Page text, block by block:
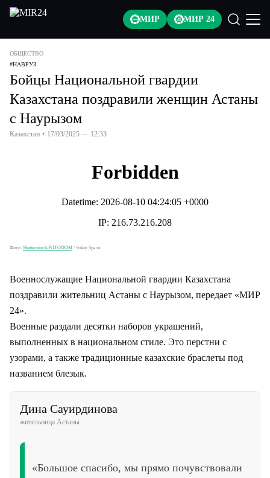
МИР МИР 24
ОБЩЕСТВО
#НАВРУЗ
Бойцы Национальной гвардии
Казахстана поздравили женщин Астаны
с Наурызом
Казахстан • 17/03/2025 — 12:33
Фото: Shutterstock/FOTODOM / Sokor Space
Военнослужащие Национальной гвардии Казахстана
поздравили жительниц Астаны с Наурызом, передает «МИР
24».
Военные раздали десятки наборов украшений,
выполненных в национальном стиле. Это перстни с
узорами, а также традиционные казахские браслеты под
названием блезык.
Дина Сауирдинова
жительница Астаны
«Большое спасибо, мы прямо почувствовали